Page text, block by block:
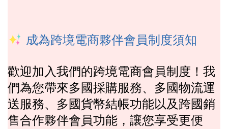
成為跨境電商夥伴會員制度須知
歡迎加入我們的跨境電商會員制度！我
們為您帶來多國採購服務、多國物流運
送服務、多國貨幣結帳功能以及跨國銷
售合作夥伴會員功能，讓您享受更便